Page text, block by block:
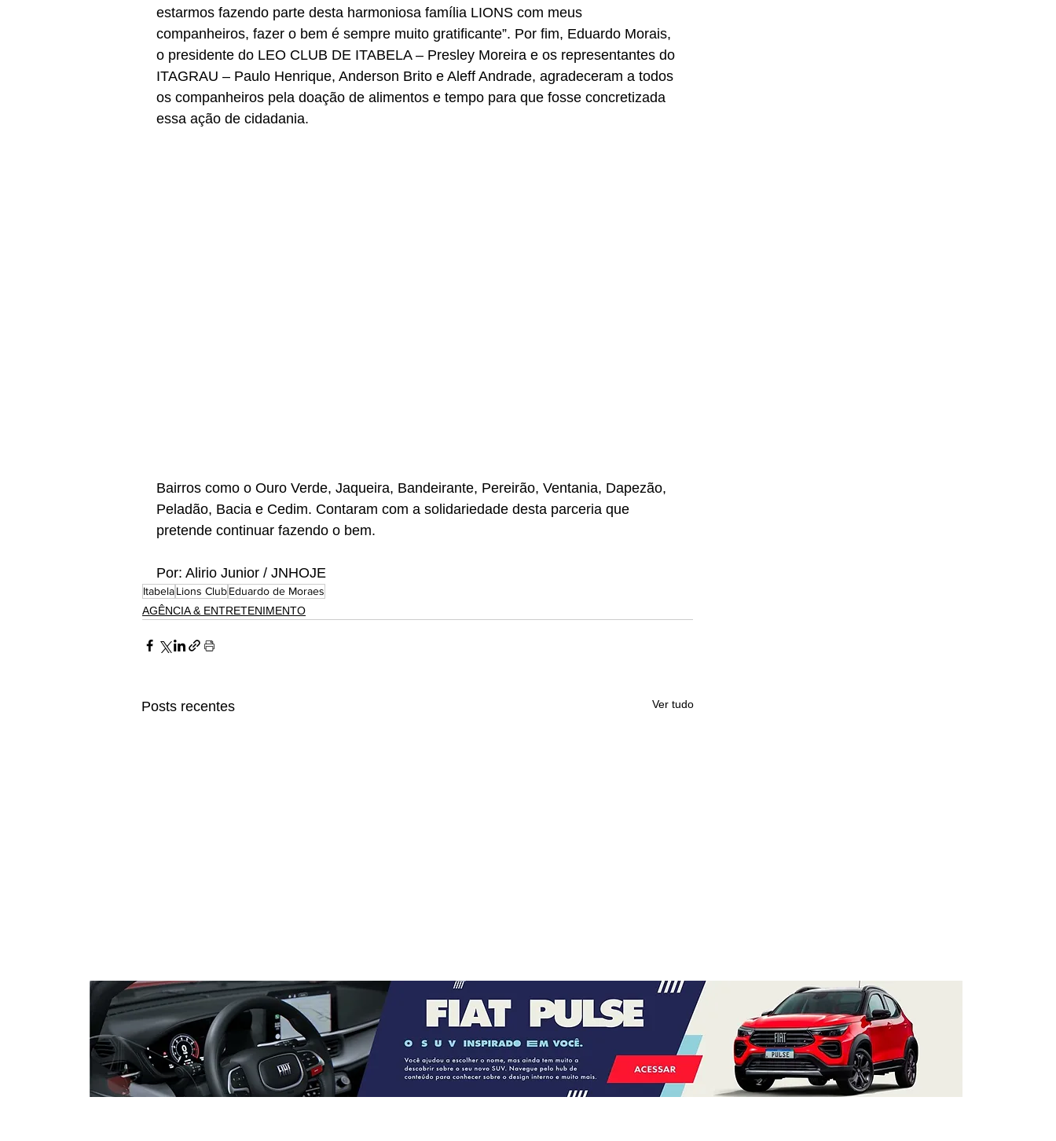
estarmos fazendo parte desta harmoniosa família LIONS com meus
companheiros, fazer o bem é sempre muito gratificante”. Por fim, Eduardo Morais,
o presidente do LEO CLUB DE ITABELA – Presley Moreira e os representantes do
ITAGRAU – Paulo Henrique, Anderson Brito e Aleff Andrade, agradeceram a todos
os companheiros pela doação de alimentos e tempo para que fosse concretizada
essa ação de cidadania.
Bairros como o Ouro Verde, Jaqueira, Bandeirante, Pereirão, Ventania, Dapezão,
Peladão, Bacia e Cedim. Contaram com a solidariedade desta parceria que
pretende continuar fazendo o bem.
Por: Alirio Junior / JNHOJE
ItabelaLions ClubEduardo de Moraes
AGÊNCIA & ENTRETENIMENTO
Posts recentes Ver tudo